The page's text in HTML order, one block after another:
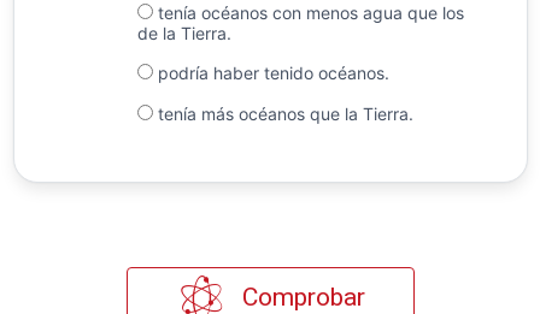
tenía océanos con menos agua que los
de la Tierra.
podría haber tenido océanos.
tenía más océanos que la Tierra.
Comprobar